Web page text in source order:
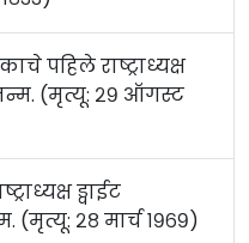
पहिले राष्ट्राध्यक्ष
(मृत्यू: २९ ऑगस्ट
ड्वाईट
२८ मार्च १९६९)